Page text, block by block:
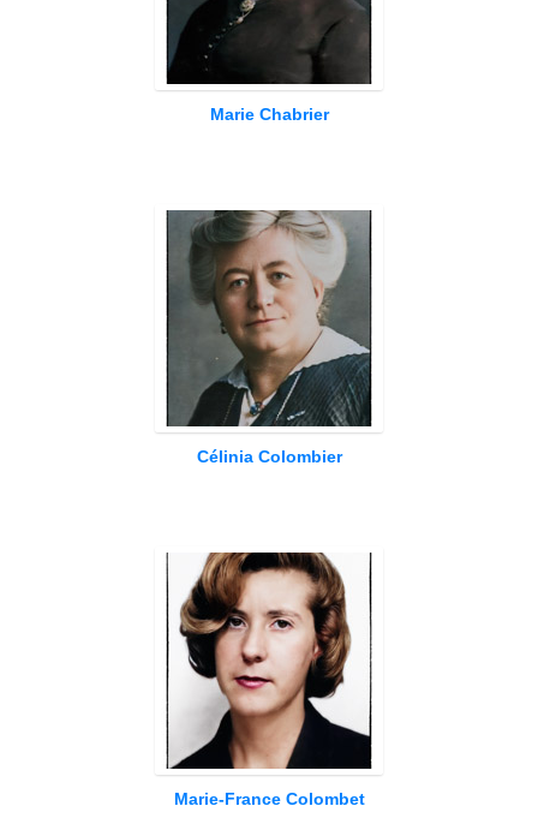
Marie Chabrier
Célinia Colombier
Marie-France Colombet